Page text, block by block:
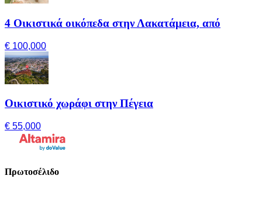
4 Οικιστικά οικόπεδα στην Λακατάμεια, από
€ 100,000
Οικιστικό χωράφι στην Πέγεια
€ 55,000
Πρωτοσέλιδο